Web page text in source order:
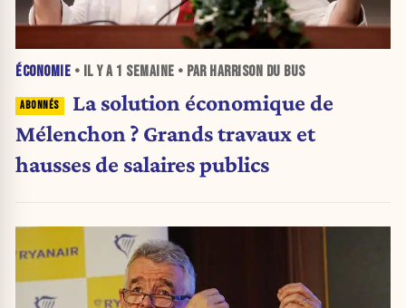
ÉCONOMIE • IL Y A 1 SEMAINE • PAR HARRISON DU BUS
La solution économique de
Mélenchon ? Grands travaux et
hausses de salaires publics